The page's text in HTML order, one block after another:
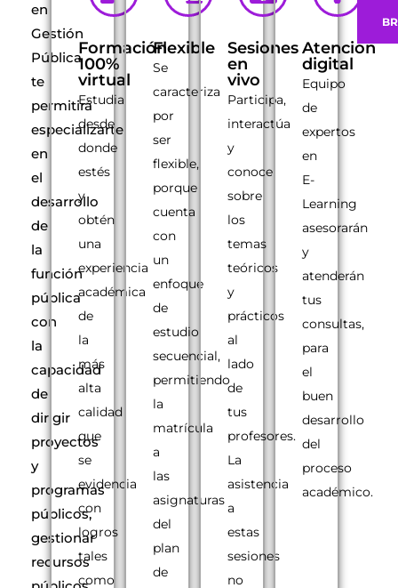
en
Gestión
Pública
te
permitirá
especializarte
en
el
desarrollo
de
la
función
pública
con
la
capacidad
de
dirigir
proyectos
y
programas
públicos,
gestionar
recursos
Formación
100%
virtual
Estudia
desde
donde
estés
y
obtén
una
experiencia
académica
de
la
más
alta
calidad
que
se
evidencia
con
logros
tales
como
Flexible
Se
caracteriza
por
ser
flexible,
porque
cuenta
con
un
enfoque
de
estudio
secuencial,
permitiendo
la
matrícula
a
las
asignaturas
del
plan
de
Sesiones
en
vivo
Participa,
interactúa
y
conoce
sobre
los
temas
teóricos
y
prácticos
al
lado
de
tus
profesores.
La
asistencia
a
estas
sesiones
no
Atención
digital
Equipo
de
expertos
en
E-
Learning
asesorarán
y
atenderán
tus
consultas,
para
el
buen
desarrollo
del
proceso
académico.